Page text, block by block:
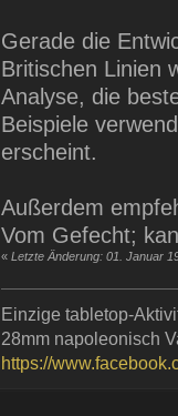
Gerade die
Britischen Linien
Analyse, die
Beispiele
erscheint.
Außerdem
Vom Gefecht;
« Letzte Änderung: 01. Januar
Einzige tabletop-
28mm napoleonisch
https://